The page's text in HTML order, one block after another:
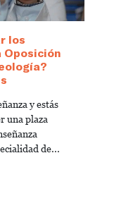
los
Oposición
y estás
una plaza
de...